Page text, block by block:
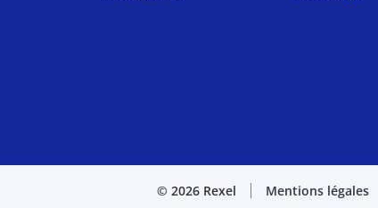
© 2026 Rexel Mentions légales